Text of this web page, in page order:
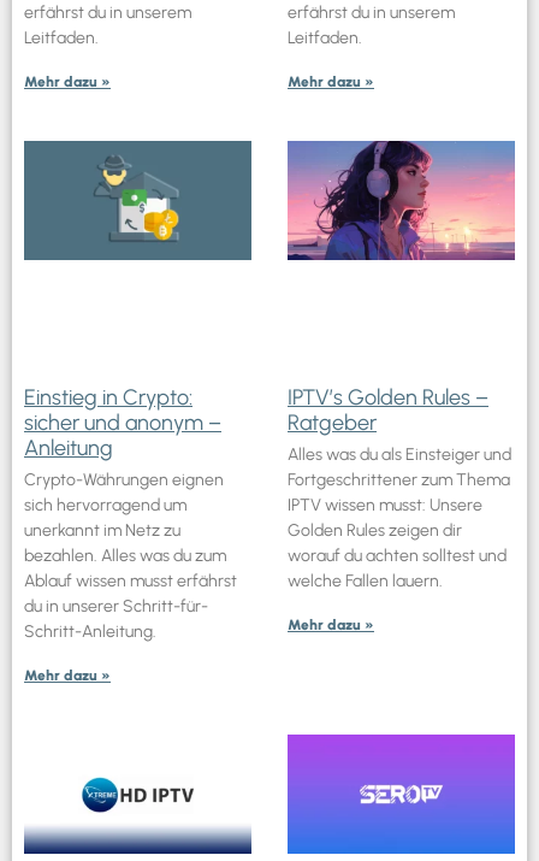
erfährst du in unserem
Leitfaden.
Mehr dazu »
erfährst du in unserem
Leitfaden.
Mehr dazu »
Einstieg in Crypto:
sicher und anonym –
Anleitung
Crypto-Währungen eignen
sich hervorragend um
unerkannt im Netz zu
bezahlen. Alles was du zum
Ablauf wissen musst erfährst
du in unserer Schritt-für-
Schritt-Anleitung.
Mehr dazu »
IPTV’s Golden Rules –
Ratgeber
Alles was du als Einsteiger und
Fortgeschrittener zum Thema
IPTV wissen musst: Unsere
Golden Rules zeigen dir
worauf du achten solltest und
welche Fallen lauern.
Mehr dazu »